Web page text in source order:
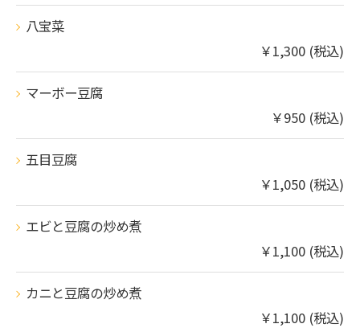
八宝菜
￥1,300 (税込)
マーボー豆腐
￥950 (税込)
五目豆腐
￥1,050 (税込)
エビと豆腐の炒め煮
￥1,100 (税込)
カニと豆腐の炒め煮
￥1,100 (税込)